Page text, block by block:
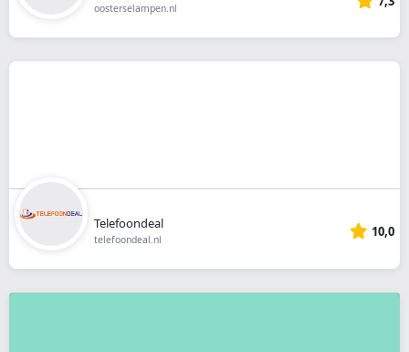
oosterselampen.nl
Telefoondeal
telefoondeal.nl 10,0